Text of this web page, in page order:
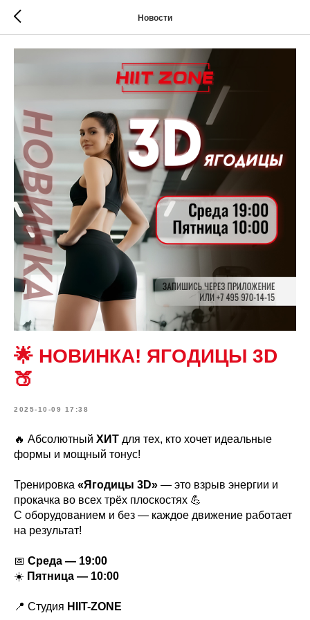
Новости
🌟 НОВИНКА! ЯГОДИЦЫ 3D
🍑
2025-10-09 17:38
🔥 Абсолютный ХИТ для тех, кто хочет идеальные
формы и мощный тонус!
Тренировка «Ягодицы 3D» — это взрыв энергии и
прокачка во всех трёх плоскостях 💪
С оборудованием и без — каждое движение работает
на результат!
📅 Среда — 19:00
☀️ Пятница — 10:00
📍 Студия HIIT-ZONE